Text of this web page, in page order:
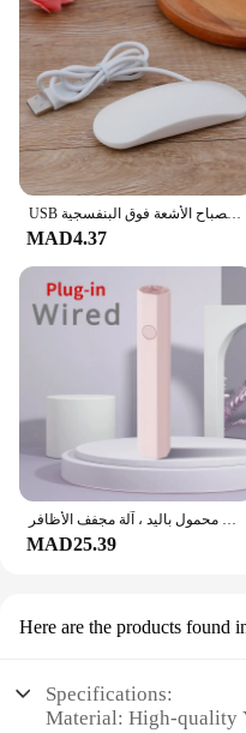
USB شحن مصباح الأشعة فوق البنفسجية LED صغير ، هلام آلة علاج البولندية ، مجفف الأظافر ، 6 واط ، 80 سنتيمتر
MAD4.37
MAD25.39
Here are the products found
Specifications:
Material: High-quality